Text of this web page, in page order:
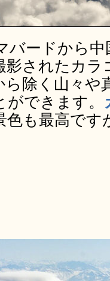
バードから
影されたカ
ら除く山々や
できます。
色も最高です